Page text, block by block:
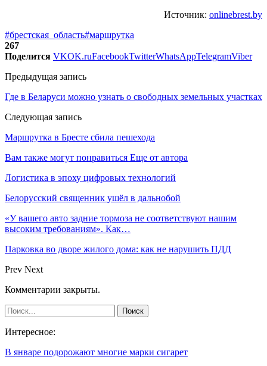
Источник: onlinebrest.by
#брестская_область#маршрутка
267
Поделится VKOK.ruFacebookTwitterWhatsAppTelegramViber
Предыдущая запись
Где в Беларуси можно узнать о свободных земельных участках
Следующая запись
Маршрутка в Бресте сбила пешехода
Вам также могут понравиться Еще от автора
Логистика в эпоху цифровых технологий
Белорусский священник ушёл в дальнобой
«У вашего авто задние тормоза не соответствуют нашим
высоким требованиям». Как…
Парковка во дворе жилого дома: как не нарушить ПДД
Prev Next
Комментарии закрыты.
Интересное:
В январе подорожают многие марки сигарет